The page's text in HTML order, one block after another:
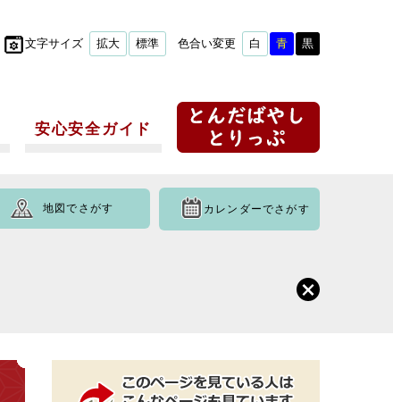
文字サイズ 拡大 標準 色合い変更 白 青 黒
安心安全ガイド
地図でさがす カレンダーでさがす